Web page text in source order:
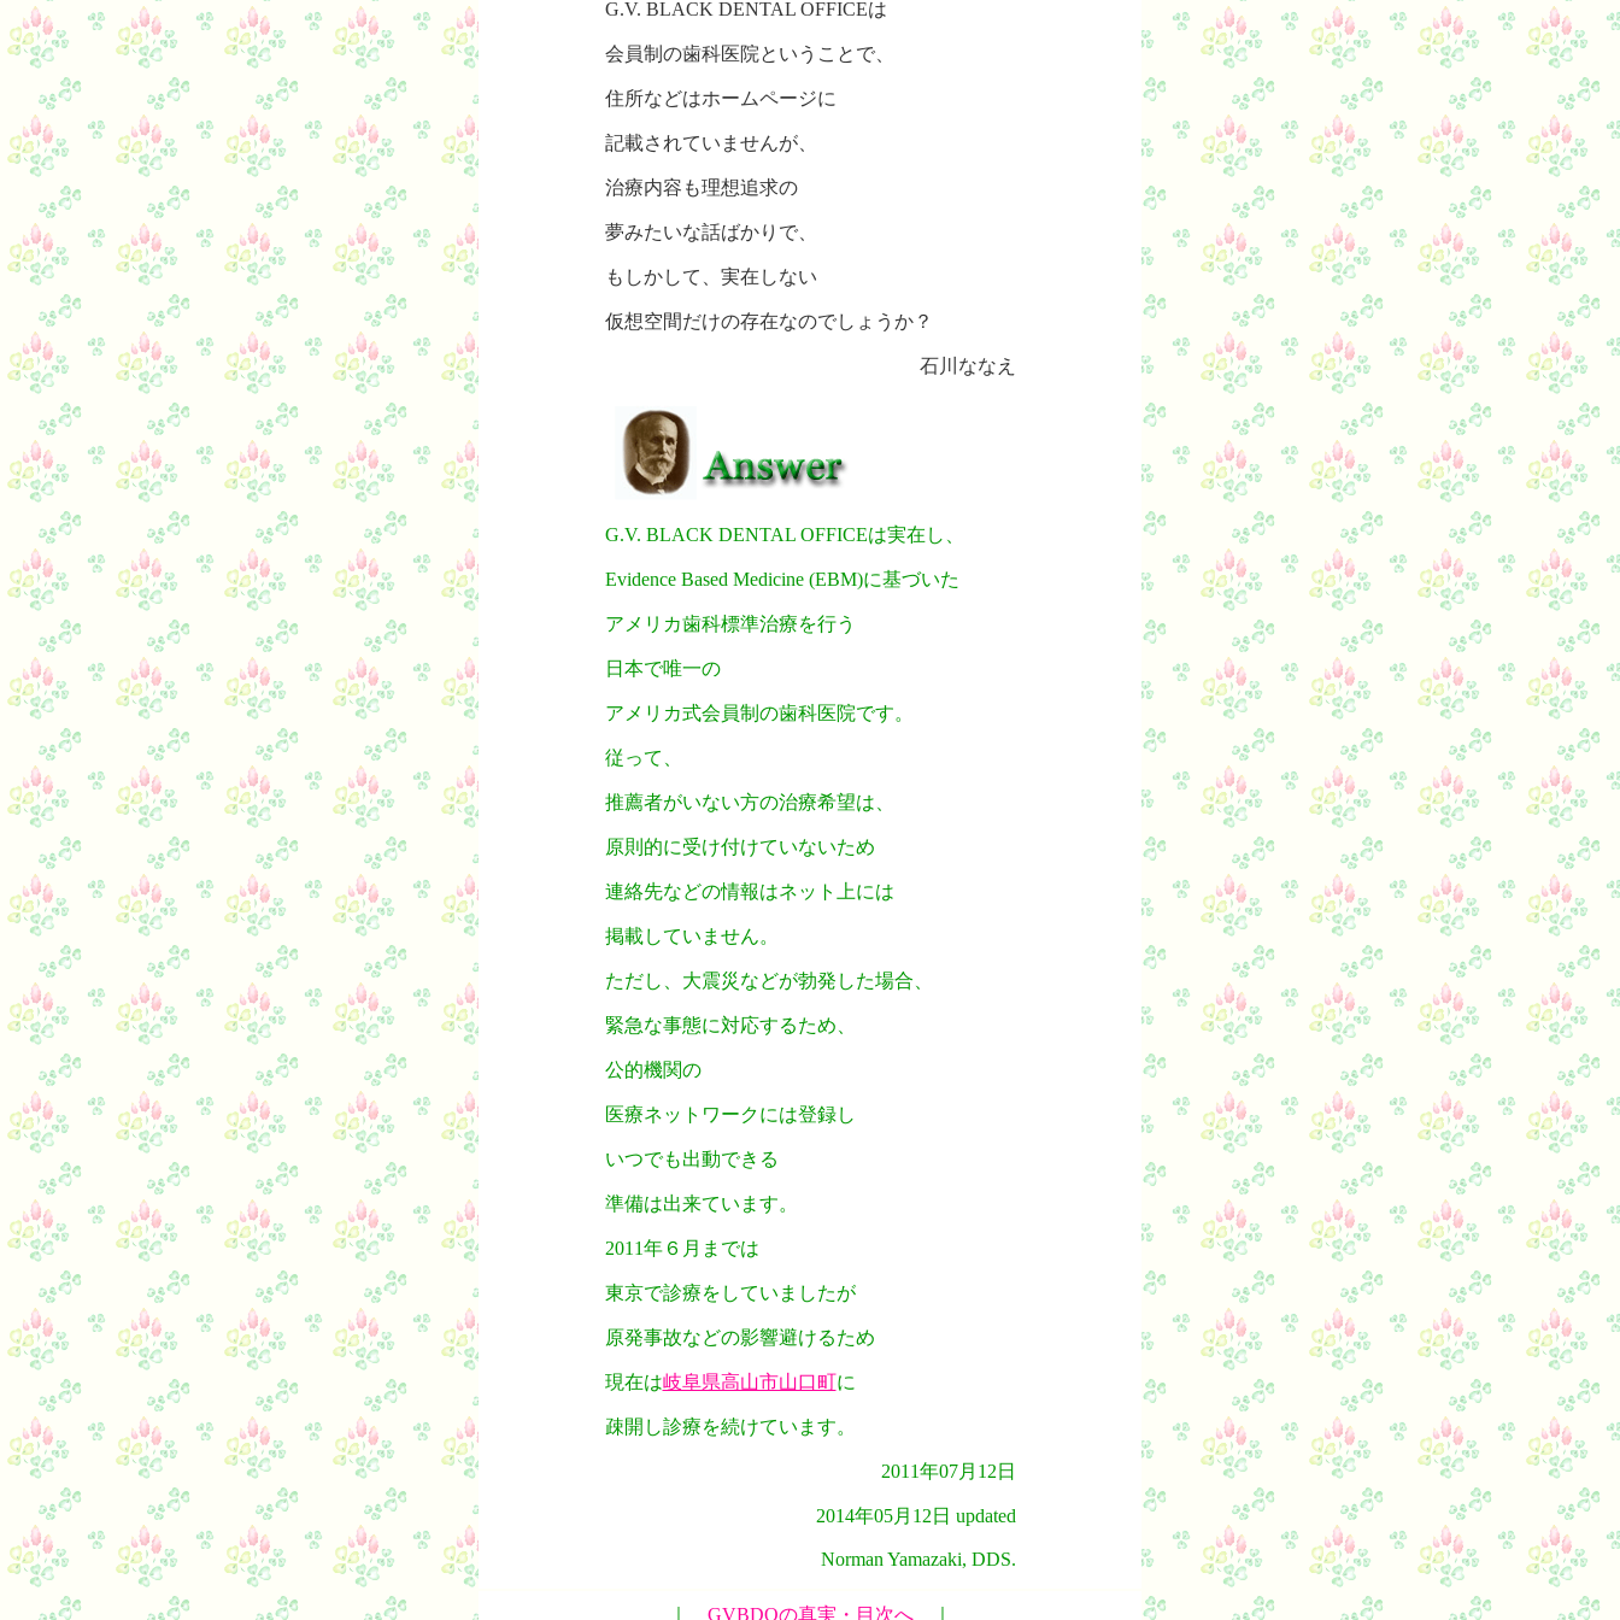
G.V. BLACK DENTAL OFFICEは
会員制の歯科医院ということで、
住所などはホームページに
記載されていませんが、
治療内容も理想追求の
夢みたいな話ばかりで、
もしかして、実在しない
仮想空間だけの存在なのでしょうか？
石川ななえ
G.V. BLACK DENTAL OFFICEは実在し、
Evidence Based Medicine (EBM)に基づいた
アメリカ歯科標準治療を行う
日本で唯一の
アメリカ式会員制の歯科医院です。
従って、
推薦者がいない方の治療希望は、
原則的に受け付けていないため
連絡先などの情報はネット上には
掲載していません。
ただし、大震災などが勃発した場合、
緊急な事態に対応するため、
公的機関の
医療ネットワークには登録し
いつでも出動できる
準備は出来ています。
2011年６月までは
東京で診療をしていましたが
原発事故などの影響避けるため
現在は岐阜県高山市山口町に
疎開し診療を続けています。
2011年07月12日
2014年05月12日 updated
Norman Yamazaki, DDS.
GVBDOの真実・目次へ｜